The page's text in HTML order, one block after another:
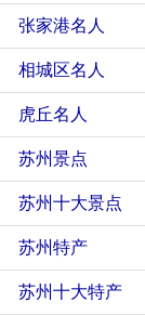
张家港名人
相城区名人
虎丘名人
苏州景点
苏州十大景点
苏州特产
苏州十大特产